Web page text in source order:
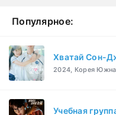
Популярное:
Хватай Сон-
2024, Корея
Учебная